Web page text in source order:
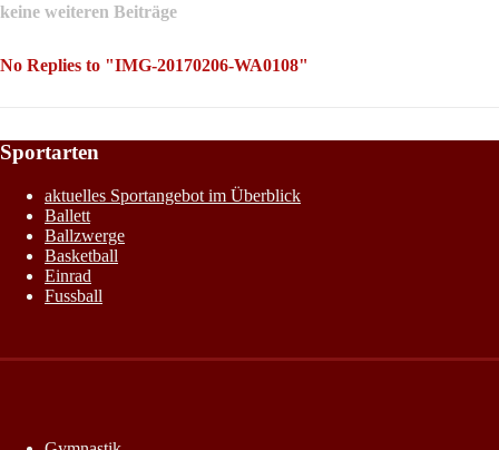
keine weiteren Beiträge
No Replies to "IMG-20170206-WA0108"
Sportarten
aktuelles Sportangebot im Überblick
Ballett
Ballzwerge
Basketball
Einrad
Fussball